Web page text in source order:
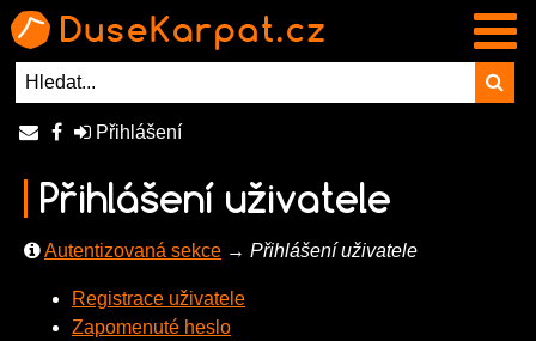
Přihlášení
Přihlášení uživatele
Autentizovaná sekce → Přihlášení uživatele
Registrace uživatele
Zapomenuté heslo